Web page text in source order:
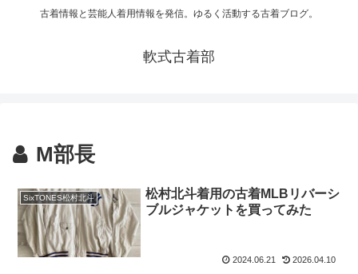
古着情報と芸能人着用情報を発信。ゆるく活動する古着ブログ。
軟式古着部
M部長
SixTONES松村北斗
松村北斗着用の古着MLBリバーシ
ブルジャケットを買ってみた
2024.06.21 2026.04.10